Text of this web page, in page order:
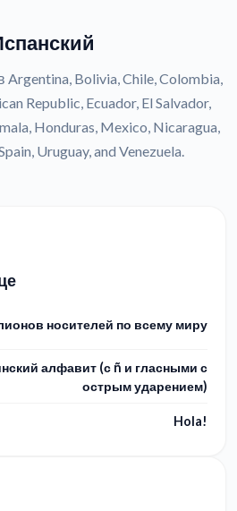
Argentina, Bolivia, Chile, Colombia,
Republic, Ecuador, El Salvador,
Honduras, Mexico, Nicaragua,
Uruguay, and Venezuela.
носителей по всему миру
алфавит (с ñ и гласными с
острым ударением)
Hola!